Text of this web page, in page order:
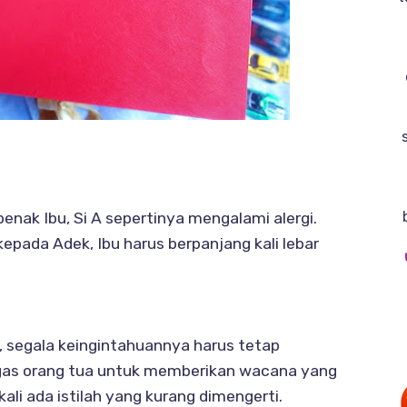
Ibu, Si A sepertinya mengalami alergi.
Adek, Ibu harus berpanjang kali lebar
segala keingintahuannya harus tetap
orang tua untuk memberikan wacana yang
ada istilah yang kurang dimengerti.